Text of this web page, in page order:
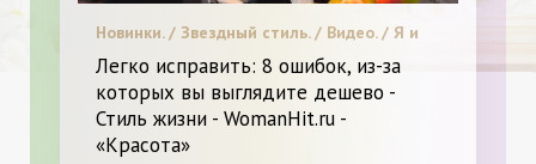
Новинки. / Звездный стиль. / Видео. / Я и
Красота.
Легко исправить: 8 ошибок, из-за
которых вы выглядите дешево -
Стиль жизни - WomanHit.ru -
«Красота»